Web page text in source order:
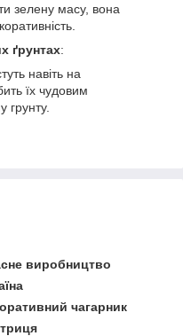
зелену масу, вона
ґрунтах:
навіть на
їх чудовим
грунту.
виробництво
чагарник